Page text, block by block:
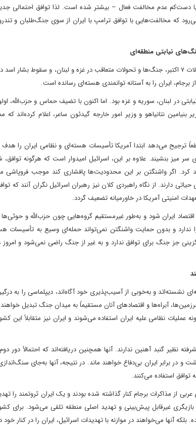
دست‌کم عدم مخالفت فعال – بیشتر شده است. لذا توافق احتمالی
دارد. با این حال، انتظار می‌رود که مخالفت‌هایی با توافق ترامپ با ایران از سوی
چشم‌انداز ژئوپلیتیک از سال ۲۰۱۵ تاکنون دگرگون شده است. حملات ۷ اکتبر، جنگ‌ها و تحولات متعاقب در غزه و
ایران را به آستانه توانمندی هسته‌ای رسانده است.
در لبنان، سوریه و غزه بود. اما اکنون با تضیف حماس و حزب‌الله،
نتانیاهو و وزیر امور خارجه گیدئون ساعر، اعلام کرده‌اند
می‌دهد ابتدا آمریکا تأسیسات هسته‌ای و نظامی ایران را هدف
میز بنشیند. علاوه بر این، اسرائیل امیدوار است که هرگونه
کرد. اگر واشنگتن بر این محدودیت‌ها پافشاری کند موجب فروپاشی
دارند. از نگاه راهبردی کلان نیز رهبران اسرائیل نگران آنند که
امنیتی آمریکا در خاورمیانه تضعیف گردد.
ایران شود و به‌طور غیرمستقیم گروه‌هایی چون حزب‌الله و حوثی‌ها
ندارد و بدون حمایت واشنگتن نمی‌تواند حمله‌ای وسیع به تأسیسات
جز جنگ برای توافق ندارد و به غیر از جنگ راضی نمی‌شود و
و به‌خوبی از آسیب‌پذیری خود آگاه‌اند، دیپلماسی را به
آبراه‌ها و اقتصادهای آنان مستقیماً به میدان جنگ تبدیل
عملیات نظامی علیه ایران استفاده می‌شوند و ایران نیز متقابلاً این
نظیر گنبد آهنین‌ ندارند. آنها همچنین دریافته‌اند که احتمالاً دور
در برابر ایران بی‌دفاع خواهند ماند. در نتیجه، آنها به‌جای
توافق استفاده می‌کنند.
۲۰۱۵ دارد؛ زمانی که کشورهای عربی از مذاکرات برجام کنار گذاشته شده بودند و یک ایران
از پیش به‌عنوان بازیگری غیرقابل پیش‌بینی و تهدید اصلی منطقه تلقی می‌شود.
آنها می‌خواهند در موازنه با تهدیدات اسرائیل، ایران را در کنار خود